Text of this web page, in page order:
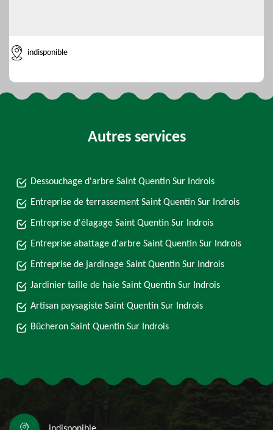
indisponible
Autres services
Dessouchage d'arbre Saint Quentin Sur Indrois
Entreprise de terrassement Saint Quentin Sur Indrois
Entreprise d'élagage Saint Quentin Sur Indrois
Entreprise abattage d'arbre Saint Quentin Sur Indrois
Entreprise de jardinage Saint Quentin Sur Indrois
Jardinier taille de haie Saint Quentin Sur Indrois
Artisan paysagiste Saint Quentin Sur Indrois
Bûcheron Saint Quentin Sur Indrois